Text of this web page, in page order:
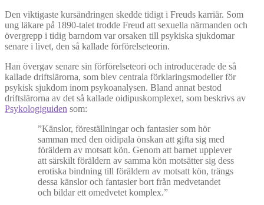
Den viktigaste kursändringen skedde tidigt i Freuds karriär. Som
ung läkare på 1890-talet trodde Freud att sexuella närmanden och
övergrepp i tidig barndom var orsaken till psykiska sjukdomar
senare i livet, den så kallade förförelseteorin.
Han övergav senare sin förförelseteori och introducerade de så
kallade driftslärorna, som blev centrala förklaringsmodeller för
psykisk sjukdom inom psykoanalysen. Bland annat bestod
driftslärorna av det så kallade oidipuskomplexet, som beskrivs av
Psykologiguiden som:
”Känslor, föreställningar och fantasier som hör
samman med den oidipala önskan att gifta sig med
föräldern av motsatt kön. Genom att barnet upplever
att särskilt föräldern av samma kön motsätter sig dess
erotiska bindning till föräldern av motsatt kön, trängs
dessa känslor och fantasier bort från medvetandet
och bildar ett omedvetet komplex.”